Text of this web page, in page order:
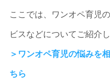
ここでは、ワンオペ育児
ビスなどについてご紹介し
＞ワンオペ育児の悩みを
ちら